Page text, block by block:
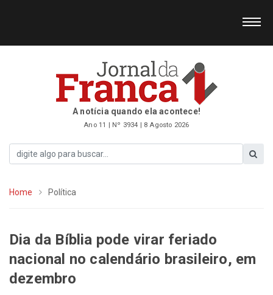
A notícia quando ela acontece!
Ano 11 | Nº 3934 | 8 Agosto 2026
Home Política
Dia da Bíblia pode virar feriado
nacional no calendário brasileiro, em
dezembro